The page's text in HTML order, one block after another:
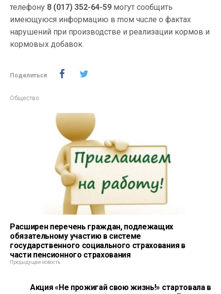
телефону 8 (017) 352-64-59 могут сообщить
имеющуюся информацию в mом чuсле о фактах
нарушений при производстве и реализации кормов и
кормовых добавок.
Поделиться
Общество
Расширен перечень граждан, подлежащих
обязательному участию в системе
государственного социального страхования в
части пенсионного страхования
Предыдущая новость
Акция «Не прожигай свою жизнь!» стартовала в